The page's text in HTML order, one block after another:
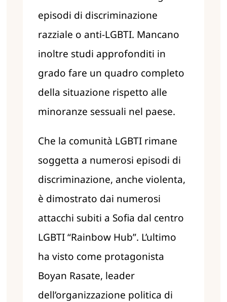
episodi di discriminazione
razziale o anti-LGBTI. Mancano
inoltre studi approfonditi in
grado fare un quadro completo
della situazione rispetto alle
minoranze sessuali nel paese.
Che la comunità LGBTI rimane
soggetta a numerosi episodi di
discriminazione, anche violenta,
è dimostrato dai numerosi
attacchi subiti a Sofia dal centro
LGBTI “Rainbow Hub”. L’ultimo
ha visto come protagonista
Boyan Rasate, leader
dell’organizzazione politica di